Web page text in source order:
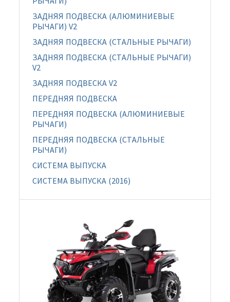
ЗАДНЯЯ ПОДВЕСКА (АЛЮМИНИЕВЫЕ
РЫЧАГИ) V2
ЗАДНЯЯ ПОДВЕСКА (СТАЛЬНЫЕ РЫЧАГИ)
ЗАДНЯЯ ПОДВЕСКА (СТАЛЬНЫЕ РЫЧАГИ)
V2
ЗАДНЯЯ ПОДВЕСКА V2
ПЕРЕДНЯЯ ПОДВЕСКА
ПЕРЕДНЯЯ ПОДВЕСКА (АЛЮМИНИЕВЫЕ
РЫЧАГИ)
ПЕРЕДНЯЯ ПОДВЕСКА (СТАЛЬНЫЕ
РЫЧАГИ)
СИСТЕМА ВЫПУСКА
СИСТЕМА ВЫПУСКА (2016)